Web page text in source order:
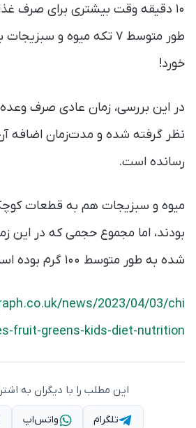
۱۰ دقیقه وقت بیشتری برای صرف
طور متوسط ۷ تکه میوه و
خورد!
رسانده است.
میوه و سبزیجات هم به قطعات
بودند، اما مجموع حجمی که در این
شده به طور متوسط ۱۰۰ گرم بوده است.
news/2023/04/03/chi
fruit-greens-kids-diet-nutrition/
این مطلب را با دیگران به
تلگرام واتس‌اپ